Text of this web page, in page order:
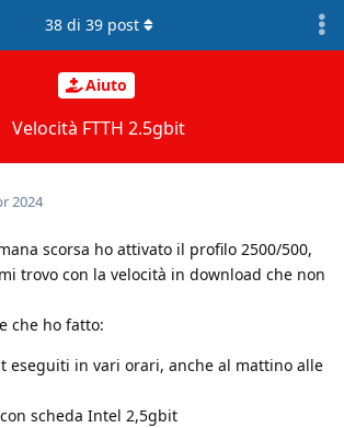
Aiuto
Velocità FTTH 2.5gbit
38di 39post
2024
scorsa ho attivato il profilo 2500/500,
trovo con la velocità in download che non
che ho fatto:
eseguiti in vari orari, anche al mattino alle
scheda Intel 2,5gbit